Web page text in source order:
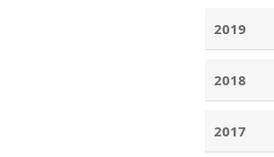
2019
2018
2017